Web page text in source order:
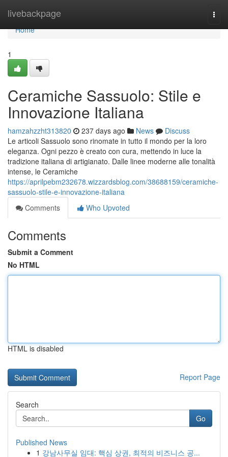
livebackpage
Home
Home
1
Ceramiche Sassuolo: Stile e
Innovazione Italiana
hamzahzzht313820 237 days ago News
Discuss
Le articoli Sassuolo sono rinomate in tutto il mondo per la loro
eleganza. Ogni pezzo è creato con cura, mettendo in luce la
tradizione italiana di artigianato. Dalle linee moderne alle tonalità
intense, le Ceramiche
https://aprilpebm232678.wizzardsblog.com/38688159/ceramiche-
sassuolo-stile-e-innovazione-italiana
Comments
Who Upvoted
Comments
Submit a Comment
No HTML
HTML is disabled
Report Page
Search
Go
Published News
1 강남사무실 임대: 핵심 상권, 최적의 비즈니스 공...